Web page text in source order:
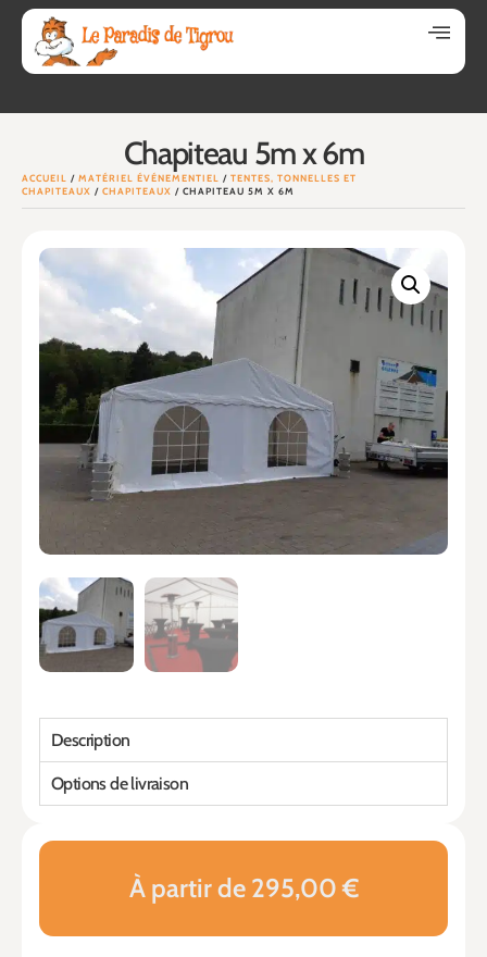
Chapiteau 5m x 6m
ACCUEIL / MATÉRIEL ÉVÉNEMENTIEL / TENTES, TONNELLES ET
CHAPITEAUX / CHAPITEAUX / CHAPITEAU 5M X 6M
À partir de 295,00 €
Description
Options de livraison